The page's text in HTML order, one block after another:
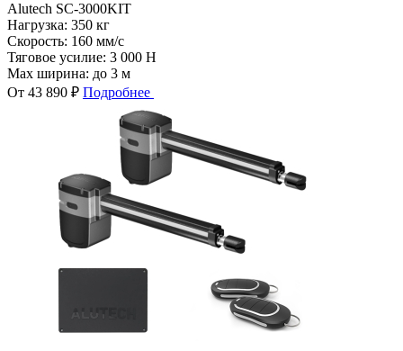
Alutech SC-3000KIT
Нагрузка: 350 кг
Скорость: 160 мм/с
Тяговое усилие: 3 000 Н
Max ширина: до 3 м
От 43 890 ₽ Подробнее